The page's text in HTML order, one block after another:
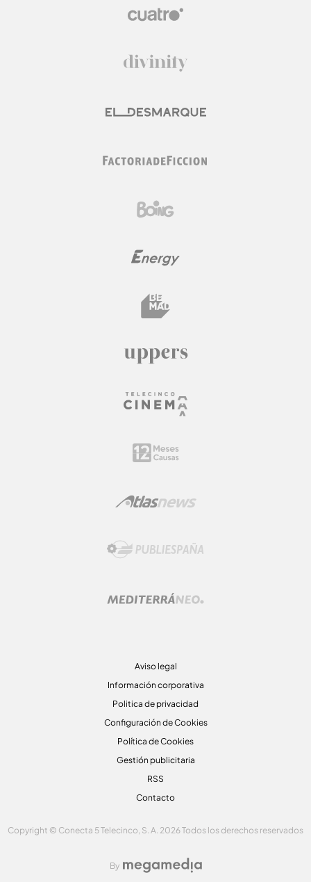
Aviso legal
Información corporativa
Politica de privacidad
Configuración de Cookies
Política de Cookies
Gestión publicitaria
RSS
Contacto
Copyright © Conecta 5 Telecinco, S. A. 2026 Todos los derechos reservados
By